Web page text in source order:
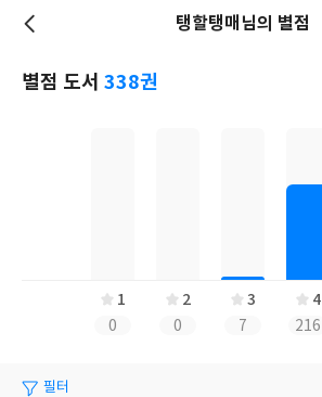
탱할탱매님의 별점
별점 도서 338권
1
0
2
0
3
7
4
216
필터